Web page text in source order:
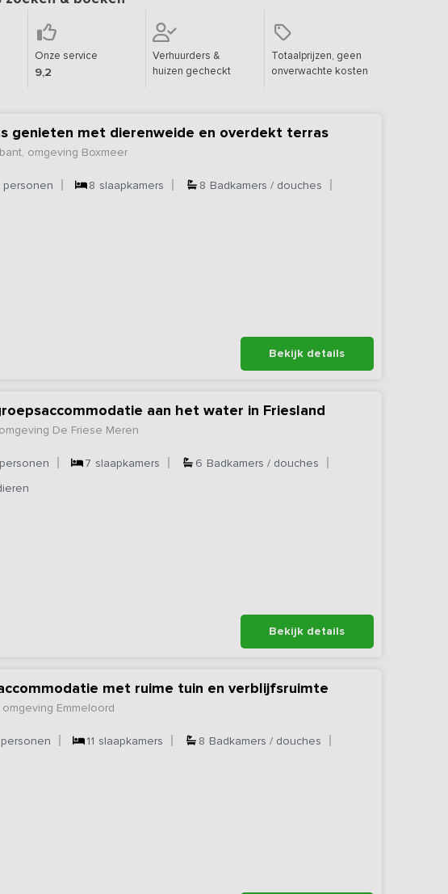
Onze service
9,2
Verhuurders &
huizen gecheckt
Totaalprijzen, geen
onverwachte kosten
genieten met dierenweide en overdekt terras
omgeving Boxmeer
personen 8 slaapkamers 8 Badkamers / douches
Bekijk details
aan het water in Friesland
De Friese Meren
personen 7 slaapkamers 6 Badkamers / douches
Bekijk details
met ruime tuin en verblijfsruimte
Emmeloord
personen 11 slaapkamers 8 Badkamers / douches